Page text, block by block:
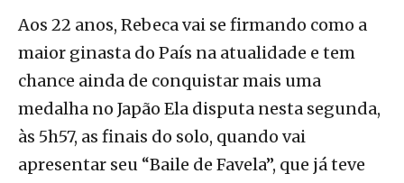
Aos 22 anos, Rebeca vai se firmando como a
maior ginasta do País na atualidade e tem
chance ainda de conquistar mais uma
medalha no Japão Ela disputa nesta segunda,
às 5h57, as finais do solo, quando vai
apresentar seu “Baile de Favela”, que já teve